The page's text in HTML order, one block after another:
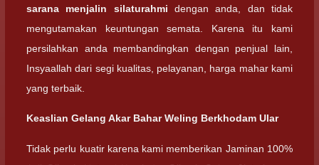
sarana menjalin silaturahmi dengan anda, dan tidak
mengutamakan keuntungan semata. Karena itu kami
persilahkan anda membandingkan dengan penjual lain,
Insyaallah dari segi kualitas, pelayanan, harga mahar kami
yang terbaik.
Keaslian Gelang Akar Bahar Weling Berkhodam Ular
Tidak perlu kuatir karena kami memberikan Jaminan 100%